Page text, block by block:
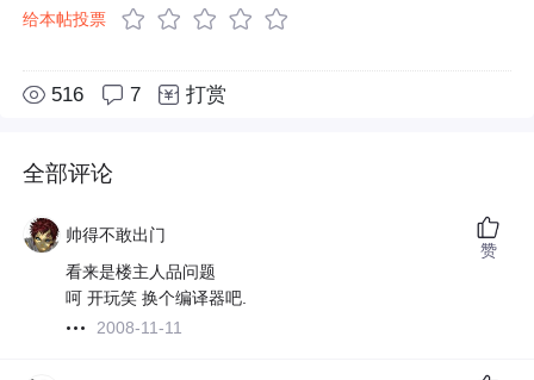
给本帖投票
516 7 打赏
全部评论
帅得不敢出门
看来是楼主人品问题
呵 开玩笑 换个编译器吧.
2008-11-11
赞